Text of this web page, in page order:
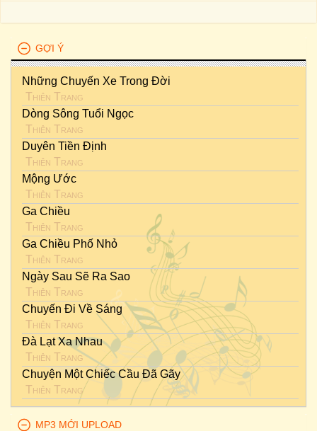
GỢI Ý
Những Chuyến Xe Trong Đời
Thiên Trang
Dòng Sông Tuổi Ngọc
Thiên Trang
Duyên Tiền Định
Thiên Trang
Mộng Ước
Thiên Trang
Ga Chiều
Thiên Trang
Ga Chiều Phố Nhỏ
Thiên Trang
Ngày Sau Sẽ Ra Sao
Thiên Trang
Chuyến Đi Về Sáng
Thiên Trang
Đà Lạt Xa Nhau
Thiên Trang
Chuyện Một Chiếc Cầu Đã Gãy
Thiên Trang
MP3 MỚI UPLOAD